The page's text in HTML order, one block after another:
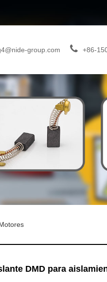
group.com +86-
DMD para